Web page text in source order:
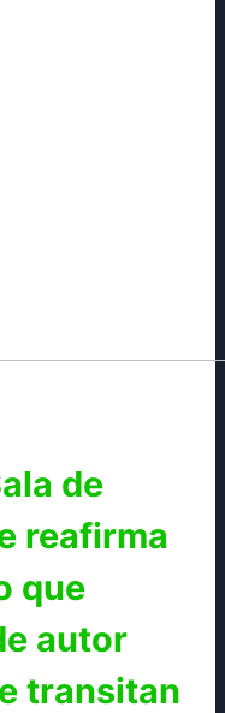
de
reafirma
que
autor
transitan